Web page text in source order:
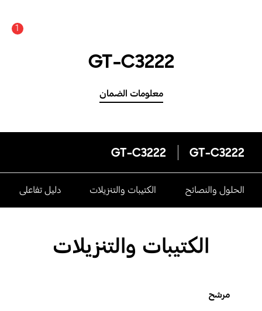
1
GT-C3222
معلومات الضمان
GT-C3222
GT-C3222
الحلول والنصائح الكتيبات والتنزيلات دليل تفاعلى
الكتيبات والتنزيلات
مرشح